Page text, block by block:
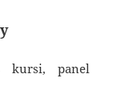
kursi, panel